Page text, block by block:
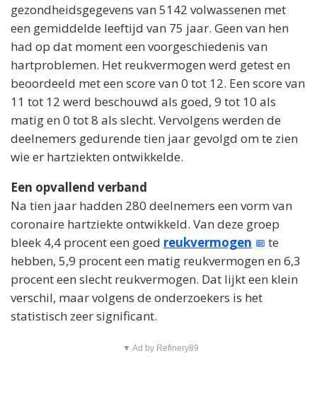
gezondheidsgegevens van 5142 volwassenen met
een gemiddelde leeftijd van 75 jaar. Geen van hen
had op dat moment een voorgeschiedenis van
hartproblemen. Het reukvermogen werd getest en
beoordeeld met een score van 0 tot 12. Een score van
11 tot 12 werd beschouwd als goed, 9 tot 10 als
matig en 0 tot 8 als slecht. Vervolgens werden de
deelnemers gedurende tien jaar gevolgd om te zien
wie er hartziekten ontwikkelde.
Een opvallend verband
Na tien jaar hadden 280 deelnemers een vorm van
coronaire hartziekte ontwikkeld. Van deze groep
bleek 4,4 procent een goed reukvermogen
te
hebben, 5,9 procent een matig reukvermogen en 6,3
procent een slecht reukvermogen. Dat lijkt een klein
verschil, maar volgens de onderzoekers is het
statistisch zeer significant.
▼ Ad by Refinery89